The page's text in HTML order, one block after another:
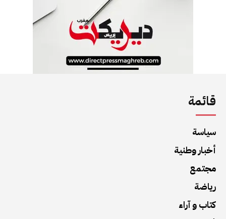
قائمة
سياسة
أخبار وطنية
مجتمع
رياضة
كتاب و آراء